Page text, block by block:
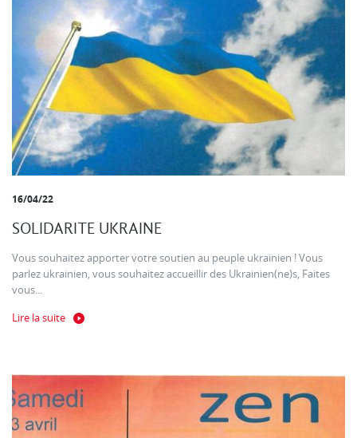
16/04/22
SOLIDARITE UKRAINE
Vous souhaitez apporter votre soutien au peuple ukrainien ! Vous
parlez ukrainien, vous souhaitez accueillir des Ukrainien(ne)s, Faites
vous...
Lire la suite